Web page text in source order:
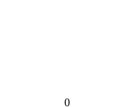
0